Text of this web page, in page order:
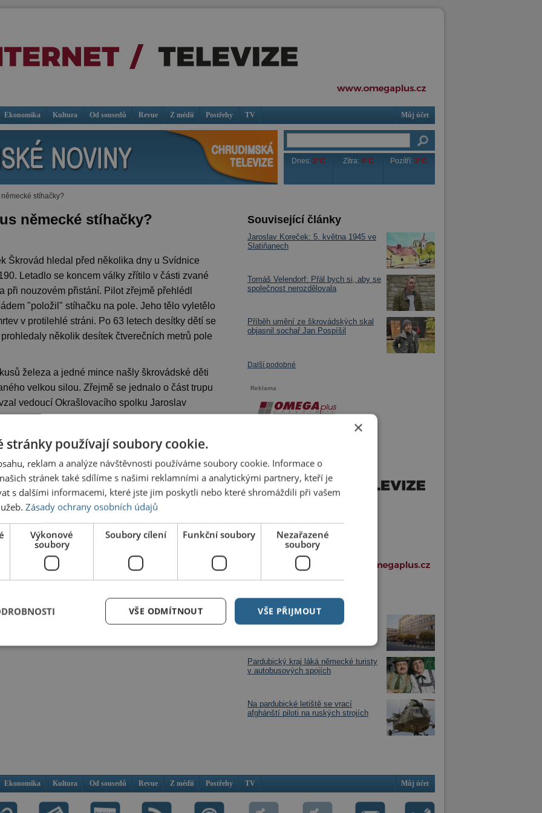
Ekonomika Kultura Od sousedů Revue Z médií Postřehy TV Můj účet
Dnes:2°C Zítra:4°C Pozítří: 3°C
stíhačky?
německé stíhačky?
Škrovád hledal před několika dny u Svídnice
Letadlo se koncem války zřítilo v části zvané
při nouzovém přistání. Pilot zřejmě přehlédl
"položil" stíhačku na pole. Jeho tělo vyletělo
v protilehlé stráni. Po 63 letech desítky dětí se
několik desítek čtverečních metrů pole
železa a jedné mince našly škrovádské děti
velkou silou. Zřejmě se jednalo o část trupu
vedoucí Okrašlovacího spolku Jaroslav
red
nebozaregistrujte
Související články
Jaroslav Koreček: 5. května 1945 ve
Slatiňanech
Tomáš Velendorf: Přál bych si, aby se
společnost nerozdělovala
Příběh umění ze škrovádských skal
objasnil sochař Jan Pospíšil
Další podobné
Reklama
Další články v rubrice
Akce kulový blesk mezi státem,
Pardubický kraj láká německé turisty
v autobusových spojích
Na pardubické letiště se vrací
afghánští piloti na ruských strojích
Ekonomika Kultura Od sousedů Revue Z médií Postřehy TV Můj účet
×
stránky používají soubory cookie.
reklam a analýze návštěvnosti používáme soubory cookie. Informace o
stránek také sdílíme s našimi reklamními a analytickými partnery, kteří je
s dalšími informacemi, které jste jim poskytli nebo které shromáždili při vašem
Zásady ochrany osobních údajů
Výkonové
soubory
Soubory cílení Funkční soubory
Nezařazené
soubory
VŠE PŘIJMOUT
VŠE ODMÍTNOUT